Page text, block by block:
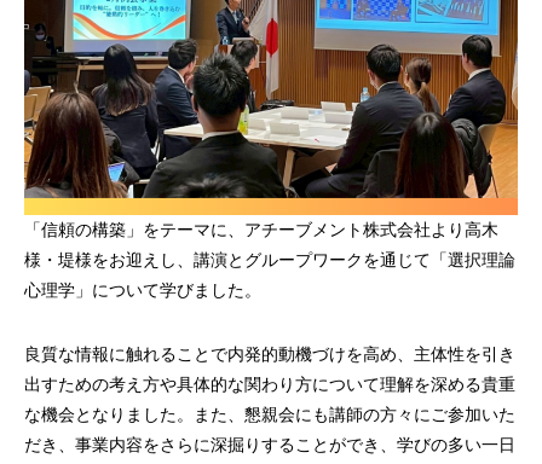
「信頼の構築」をテーマに、アチーブメント株式会社より高木
様・堤様をお迎えし、講演とグループワークを通じて「選択理論
心理学」について学びました。
良質な情報に触れることで内発的動機づけを高め、主体性を引き
出すための考え方や具体的な関わり方について理解を深める貴重
な機会となりました。また、懇親会にも講師の方々にご参加いた
だき、事業内容をさらに深掘りすることができ、学びの多い一日